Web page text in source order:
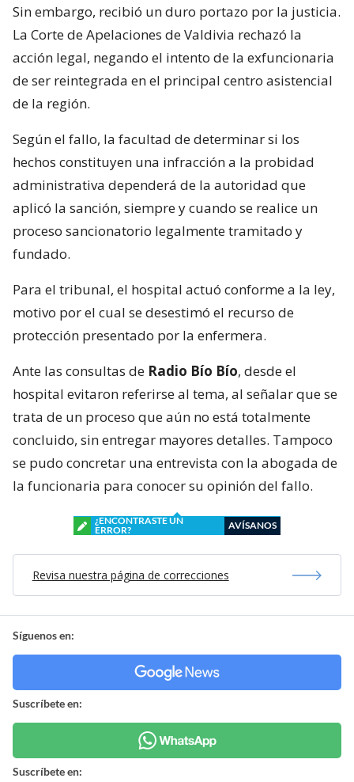
Sin embargo, recibió un duro portazo por la justicia.
La Corte de Apelaciones de Valdivia rechazó la
acción legal, negando el intento de la exfuncionaria
de ser reintegrada en el principal centro asistencial
de la región.
Según el fallo, la facultad de determinar si los
hechos constituyen una infracción a la probidad
administrativa dependerá de la autoridad que
aplicó la sanción, siempre y cuando se realice un
proceso sancionatorio legalmente tramitado y
fundado.
Para el tribunal, el hospital actuó conforme a la ley,
motivo por el cual se desestimó el recurso de
protección presentado por la enfermera.
Ante las consultas de Radio Bío Bío, desde el
hospital evitaron referirse al tema, al señalar que se
trata de un proceso que aún no está totalmente
concluido, sin entregar mayores detalles. Tampoco
se pudo concretar una entrevista con la abogada de
la funcionaria para conocer su opinión del fallo.
¿ENCONTRASTE UN
ERROR?
AVÍSANOS
Revisa nuestra página de correcciones
Síguenos en:
Suscríbete en:
Suscríbete en: